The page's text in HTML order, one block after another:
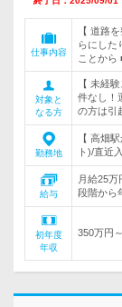
仕事内容
【 道路
らにし
ことか
対象と
なる方
【 未経
件なし！
の方は引
勤務地
【 高畑
ト)/直近
給与
月給25
段階から
初年度
年収
350万円